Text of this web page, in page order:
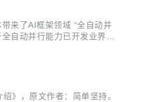
来了AI框架领域 “全自动并
自动并行能力已开发业界首
》，原文作者：简单坚持。